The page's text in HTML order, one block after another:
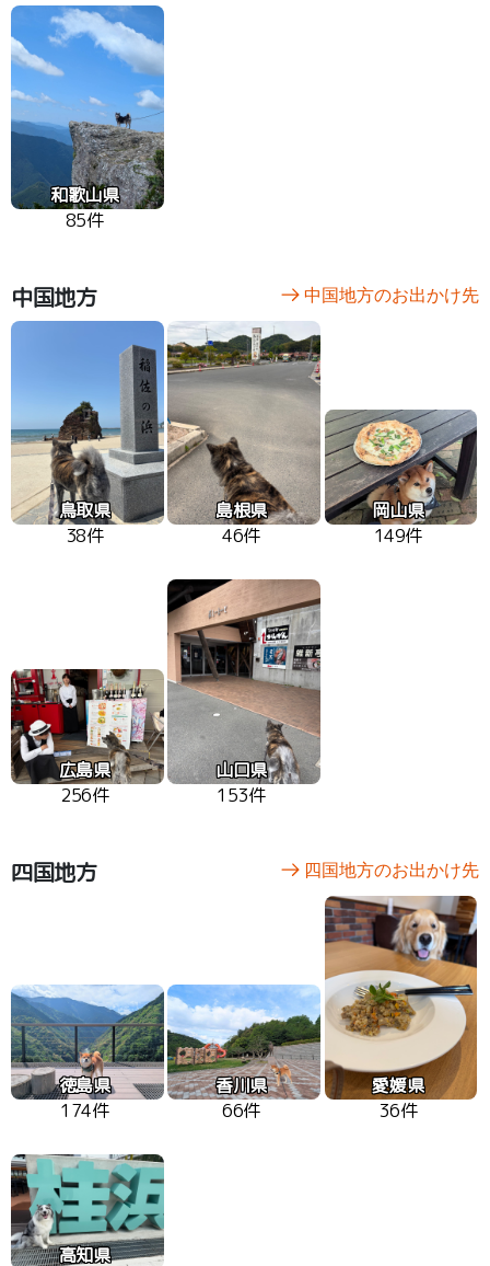
和歌山県
85件
中国地方 中国地方のお出かけ先
鳥取県
38件
島根県
46件
岡山県
149件
広島県
256件
山口県
153件
四国地方 四国地方のお出かけ先
徳島県
174件
香川県
66件
愛媛県
36件
高知県